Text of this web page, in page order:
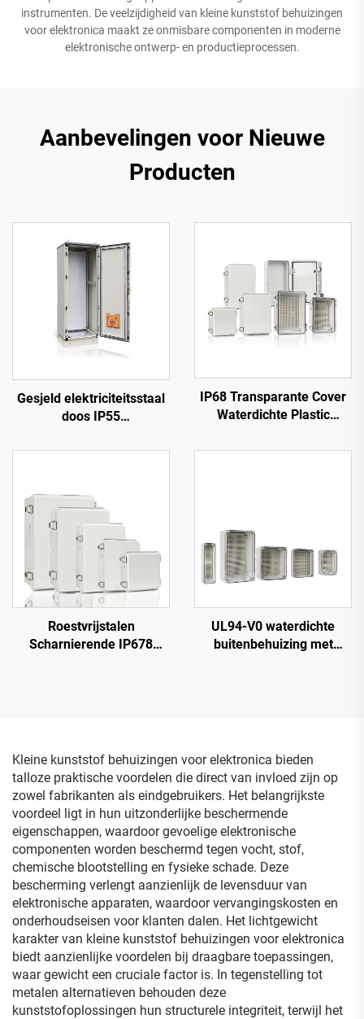
instrumenten. De veelzijdigheid van kleine kunststof behuizingen
voor elektronica maakt ze onmisbare componenten in moderne
elektronische ontwerp- en productieprocessen.
Aanbevelingen voor Nieuwe
Producten
Gesjeld elektriciteitsstaal
doos IP55
IP68 Transparante Cover
Waterdichte Plastic
Box met Roestvrijstalen
Roestvrijstalen
Scharnierende IP678
UL94-V0 waterdichte
buitenbehuizing met
Kleine kunststof behuizingen voor elektronica bieden
talloze praktische voordelen die direct van invloed zijn op
zowel fabrikanten als eindgebruikers. Het belangrijkste
voordeel ligt in hun uitzonderlijke beschermende
eigenschappen, waardoor gevoelige elektronische
componenten worden beschermd tegen vocht, stof,
chemische blootstelling en fysieke schade. Deze
bescherming verlengt aanzienlijk de levensduur van
elektronische apparaten, waardoor vervangingskosten en
onderhoudseisen voor klanten dalen. Het lichtgewicht
karakter van kleine kunststof behuizingen voor elektronica
biedt aanzienlijke voordelen bij draagbare toepassingen,
waar gewicht een cruciale factor is. In tegenstelling tot
metalen alternatieven behouden deze
kunststofoplossingen hun structurele integriteit, terwijl het